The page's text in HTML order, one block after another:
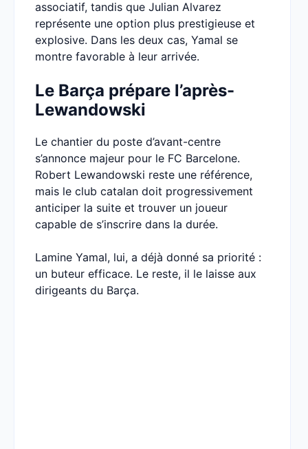
associatif, tandis que Julian Alvarez
représente une option plus prestigieuse et
explosive. Dans les deux cas, Yamal se
montre favorable à leur arrivée.
Le Barça prépare l’après-
Lewandowski
Le chantier du poste d’avant-centre
s’annonce majeur pour le FC Barcelone.
Robert Lewandowski reste une référence,
mais le club catalan doit progressivement
anticiper la suite et trouver un joueur
capable de s’inscrire dans la durée.
Lamine Yamal, lui, a déjà donné sa priorité :
un buteur efficace. Le reste, il le laisse aux
dirigeants du Barça.